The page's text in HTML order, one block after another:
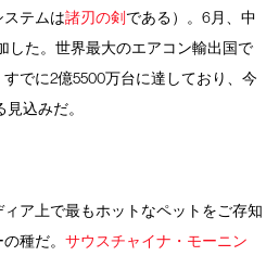
ステムは諸刃の剣 である）。6月、中
した。世界最大のエアコン輸出国で
でに2億5500万台に達しており、今
込みだ。
ア上で最もホットなペットをご存知
の種だ。サウスチャイナ・モーニン